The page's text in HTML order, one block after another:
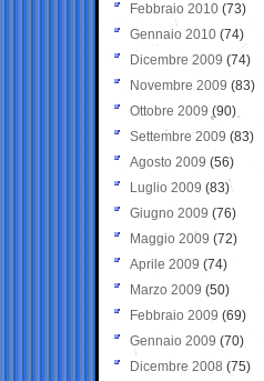
Febbraio 2010 (73)
Gennaio 2010 (74)
Dicembre 2009 (74)
Novembre 2009 (83)
Ottobre 2009 (90)
Settembre 2009 (83)
Agosto 2009 (56)
Luglio 2009 (83)
Giugno 2009 (76)
Maggio 2009 (72)
Aprile 2009 (74)
Marzo 2009 (50)
Febbraio 2009 (69)
Gennaio 2009 (70)
Dicembre 2008 (75)